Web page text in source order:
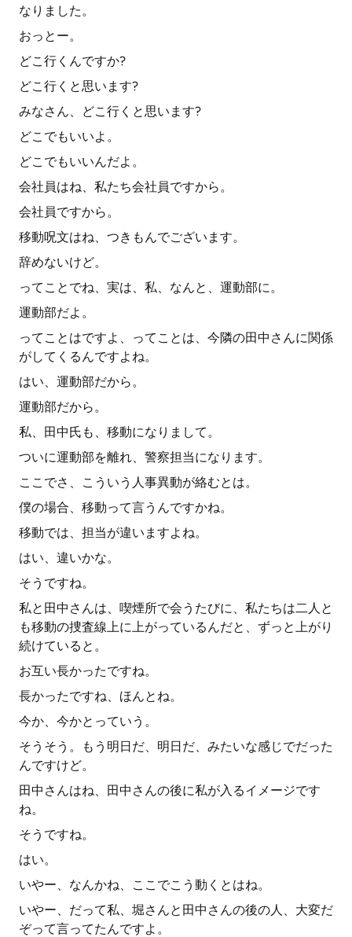
なりました。
おっとー。
どこ行くんですか?
どこ行くと思います?
みなさん、どこ行くと思います?
どこでもいいよ。
どこでもいいんだよ。
会社員はね、私たち会社員ですから。
会社員ですから。
移動呪文はね、つきもんでございます。
辞めないけど。
ってことでね、実は、私、なんと、運動部に。
運動部だよ。
ってことはですよ、ってことは、今隣の田中さんに関係
がしてくるんですよね。
はい、運動部だから。
運動部だから。
私、田中氏も、移動になりまして。
ついに運動部を離れ、警察担当になります。
ここでさ、こういう人事異動が絡むとは。
僕の場合、移動って言うんですかね。
移動では、担当が違いますよね。
はい、違いかな。
そうですね。
私と田中さんは、喫煙所で会うたびに、私たちは二人と
も移動の捜査線上に上がっているんだと、ずっと上がり
続けていると。
お互い長かったですね。
長かったですね、ほんとね。
今か、今かとっていう。
そうそう。もう明日だ、明日だ、みたいな感じでだった
んですけど。
田中さんはね、田中さんの後に私が入るイメージです
ね。
そうですね。
はい。
いやー、なんかね、ここでこう動くとはね。
いやー、だって私、堀さんと田中さんの後の人、大変だ
ぞって言ってたんですよ。